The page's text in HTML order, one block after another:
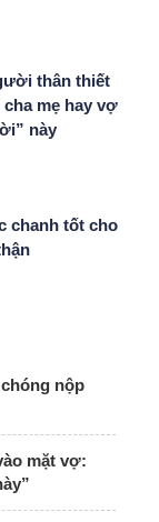
thân thiết
mẹ hay vợ
này
chanh tốt cho
nộp
mặt vợ: